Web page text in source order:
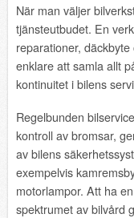
När man väljer
tjänsteutbudet. En
reparationer,
enklare att samla allt
kontinuitet i bilens
Regelbunden
kontroll av bromsar,
av bilens
exempelvis
motorlampor. Att ha
spektrumet av bilvård